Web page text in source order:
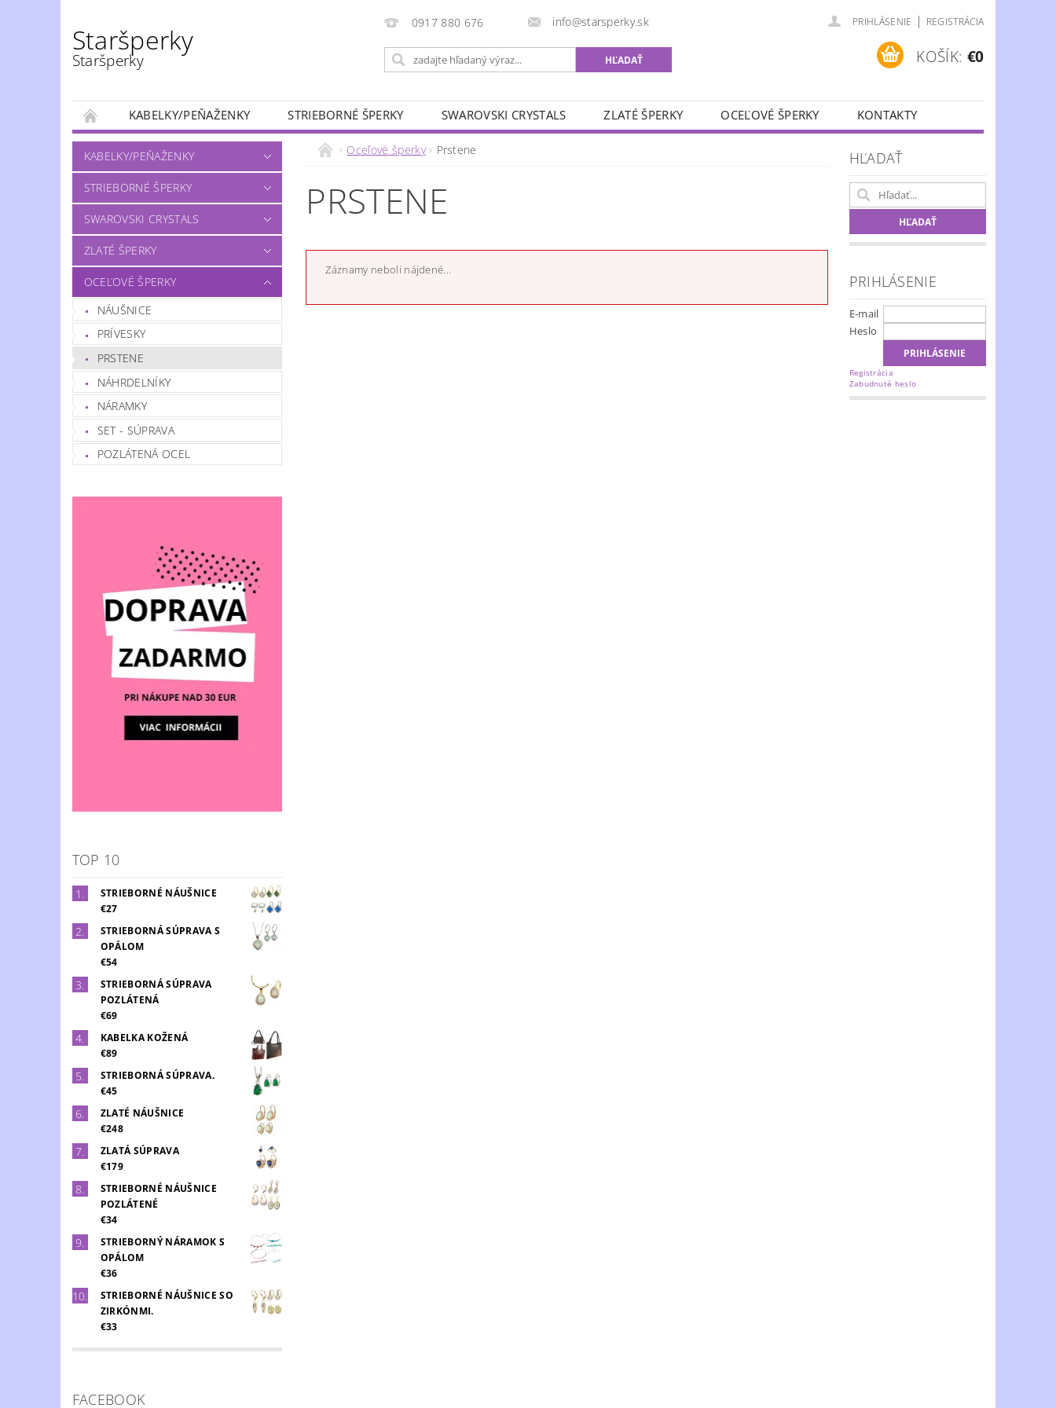
Staršperky
Staršperky
0917 880 676 info@starsperky.sk PRIHLÁSENIE | REGISTRÁCIA
KOŠÍK: €0
KABELKY/PEŇAŽENKY STRIEBORNÉ ŠPERKY SWAROVSKI CRYSTALS ZLATÉ ŠPERKY OCEĽOVÉ ŠPERKY KONTAKTY
KABELKY/PEŇAŽENKY
STRIEBORNÉ ŠPERKY
SWAROVSKI CRYSTALS
ZLATÉ ŠPERKY
OCEĽOVÉ ŠPERKY
NÁUŠNICE
PRÍVESKY
PRSTENE
NÁHRDELNÍKY
NÁRAMKY
SET - SÚPRAVA
POZLÁTENÁ OCEL
TOP 10
STRIEBORNÉ NÁUŠNICE
€27
STRIEBORNÁ SÚPRAVA S
OPÁLOM
€54
STRIEBORNÁ SÚPRAVA
POZLÁTENÁ
€69
KABELKA KOŽENÁ
€89
STRIEBORNÁ SÚPRAVA.
€45
ZLATÉ NÁUŠNICE
€248
ZLATÁ SÚPRAVA
€179
STRIEBORNÉ NÁUŠNICE
POZLÁTENÉ
€34
STRIEBORNÝ NÁRAMOK S
OPÁLOM
€36
STRIEBORNÉ NÁUŠNICE SO
ZIRKÓNMI.
€33
FACEBOOK
Oceľové šperky Prstene
PRSTENE
Záznamy neboli nájdené...
HĽADAŤ
PRIHLÁSENIE
E-mail
Heslo
Registrácia
Zabudnuté heslo